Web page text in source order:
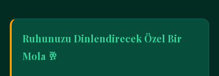
Ruhunuzu Dinlendirecek Özel Bir
Mola 🥂